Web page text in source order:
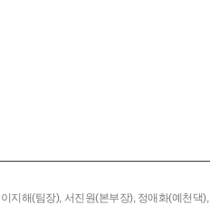
이지해(팀장), 서진원(본부장), 정애화(예천댁),